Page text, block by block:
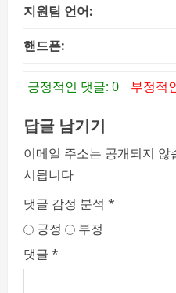
지원팀 언어:
핸드폰:
긍정적인 댓글: 0 부정적
답글 남기기
이메일 주소는 공개되지 않
시됩니다
댓글 감정 분석 *
긍정
부정
댓글 *